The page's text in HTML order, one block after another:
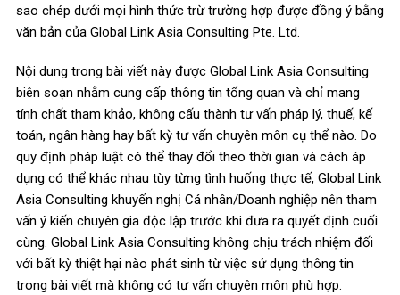
Kông;
Thiết kế website, số sim quốc tế;
toàn cầu.
Hơn 10 năm kinh nghiệm, đội ngũ chuyên gia 5-25 năm
kinh nghiệm với các chứng chỉ chuẩn quốc tế, đối tác
trực tiếp OCBC, UOB, DBS, PayPal, Stripe và bề dày hỗ
trợ hơn 750 khách hàng thuộc nhiều lĩnh vực và quy mô,
Global Link Asia Consulting tự hào cam kết cung cấp
dịch vụ chuyên nghiệp, đúng luật, minh bạch, không chi
phí ẩn, đồng hành cùng doanh nghiệp phát triển đột phá
và vững bền.
sao chép dưới mọi hình thức trừ trường hợp được đồng ý bằng
văn bản của Global Link Asia Consulting Pte. Ltd.
Nội dung trong bài viết này được Global Link Asia Consulting
biên soạn nhằm cung cấp thông tin tổng quan và chỉ mang
tính chất tham khảo, không cấu thành tư vấn pháp lý, thuế, kế
toán, ngân hàng hay bất kỳ tư vấn chuyên môn cụ thể nào. Do
quy định pháp luật có thể thay đổi theo thời gian và cách áp
dụng có thể khác nhau tùy từng tình huống thực tế, Global Link
Asia Consulting khuyến nghị Cá nhân/Doanh nghiệp nên tham
vấn ý kiến chuyên gia độc lập trước khi đưa ra quyết định cuối
cùng. Global Link Asia Consulting không chịu trách nhiệm đối
với bất kỳ thiệt hại nào phát sinh từ việc sử dụng thông tin
trong bài viết mà không có tư vấn chuyên môn phù hợp.